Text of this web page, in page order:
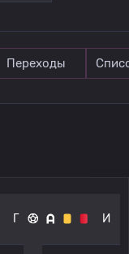
Переходы
Г И